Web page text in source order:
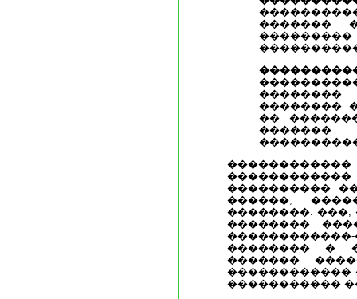
�������
��������
��������
��
����������
������,
��������.
��������
�������� �
�������
������������
�����������